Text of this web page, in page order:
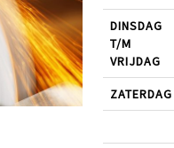
DINSDAG
T/M
VRIJDAG
ZATERDAG